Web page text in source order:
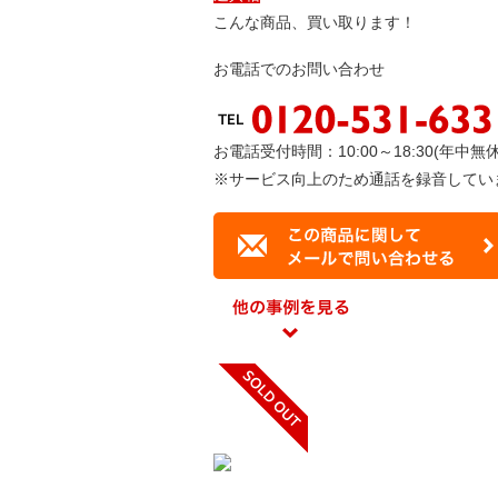
こんな商品、買い取ります！
お電話でのお問い合わせ
お電話受付時間：10:00～18:30(年中無
※サービス向上のため通話を録音してい